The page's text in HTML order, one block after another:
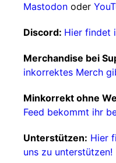
Mastodon oder
Discord: Hier findet
Merchandise bei
inkorrektes Merch
Minkorrekt ohne
Feed bekommt ihr
Unterstützen: Hier
uns zu unterstützen!